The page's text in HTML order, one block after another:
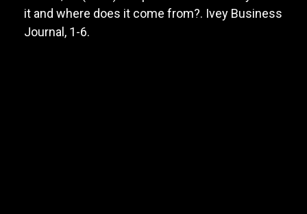
it and where does it come from?. Ivey Business
Journal, 1-6.